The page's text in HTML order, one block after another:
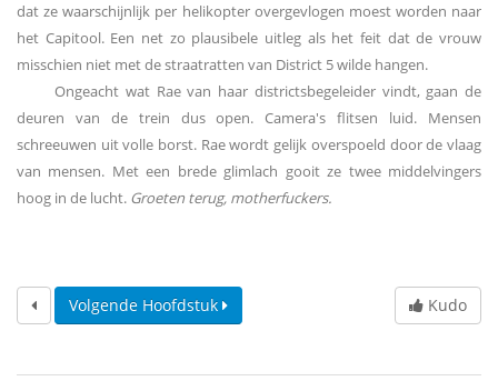
dat ze waarschijnlijk per helikopter overgevlogen moest worden naar
het Capitool. Een net zo plausibele uitleg als het feit dat de vrouw
misschien niet met de straatratten van District 5 wilde hangen.
Ongeacht wat Rae van haar districtsbegeleider vindt, gaan de
deuren van de trein dus open. Camera's flitsen luid. Mensen
schreeuwen uit volle borst. Rae wordt gelijk overspoeld door de vlaag
van mensen. Met een brede glimlach gooit ze twee middelvingers
hoog in de lucht. Groeten terug, motherfuckers.
Kudo
Volgende Hoofdstuk